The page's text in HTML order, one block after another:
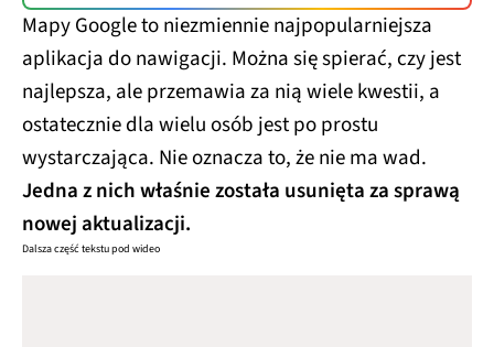
Mapy Google to niezmiennie najpopularniejsza
aplikacja do nawigacji. Można się spierać, czy jest
najlepsza, ale przemawia za nią wiele kwestii, a
ostatecznie dla wielu osób jest po prostu
wystarczająca. Nie oznacza to, że nie ma wad.
Jedna z nich właśnie została usunięta za sprawą
nowej aktualizacji.
Dalsza część tekstu pod wideo